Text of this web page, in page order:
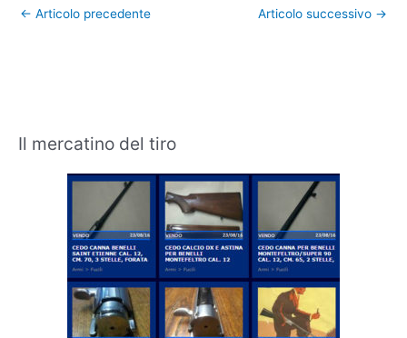
← Articolo precedente Articolo successivo →
Il mercatino del tiro